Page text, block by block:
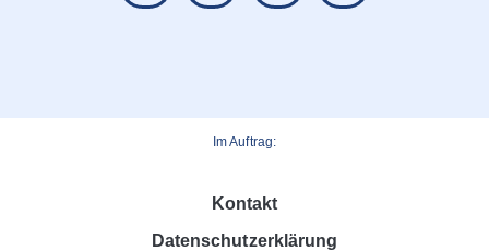
Im Auftrag:
Kontakt
Datenschutzerklärung